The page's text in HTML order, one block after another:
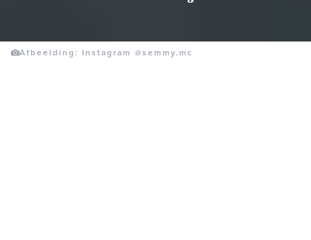
Afbeelding: Instagram @semmy.mc